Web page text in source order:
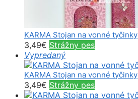
KARMA Stojan na vonné tyčinky
3,49€ Strážny pes
Vypredaný
KARMA Stojan na vonné tyčinky
3,49€ Strážny pes